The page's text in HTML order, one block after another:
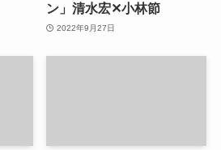
ン」清水宏✕小林節
2022年9月27日